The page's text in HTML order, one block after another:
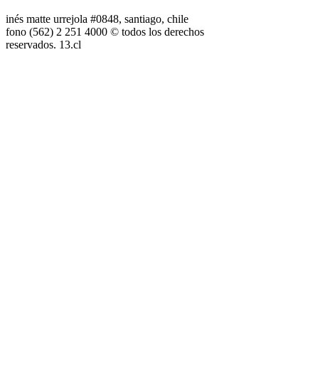
inés matte urrejola #0848, santiago, chile
fono (562) 2 251 4000 © todos los derechos
reservados. 13.cl